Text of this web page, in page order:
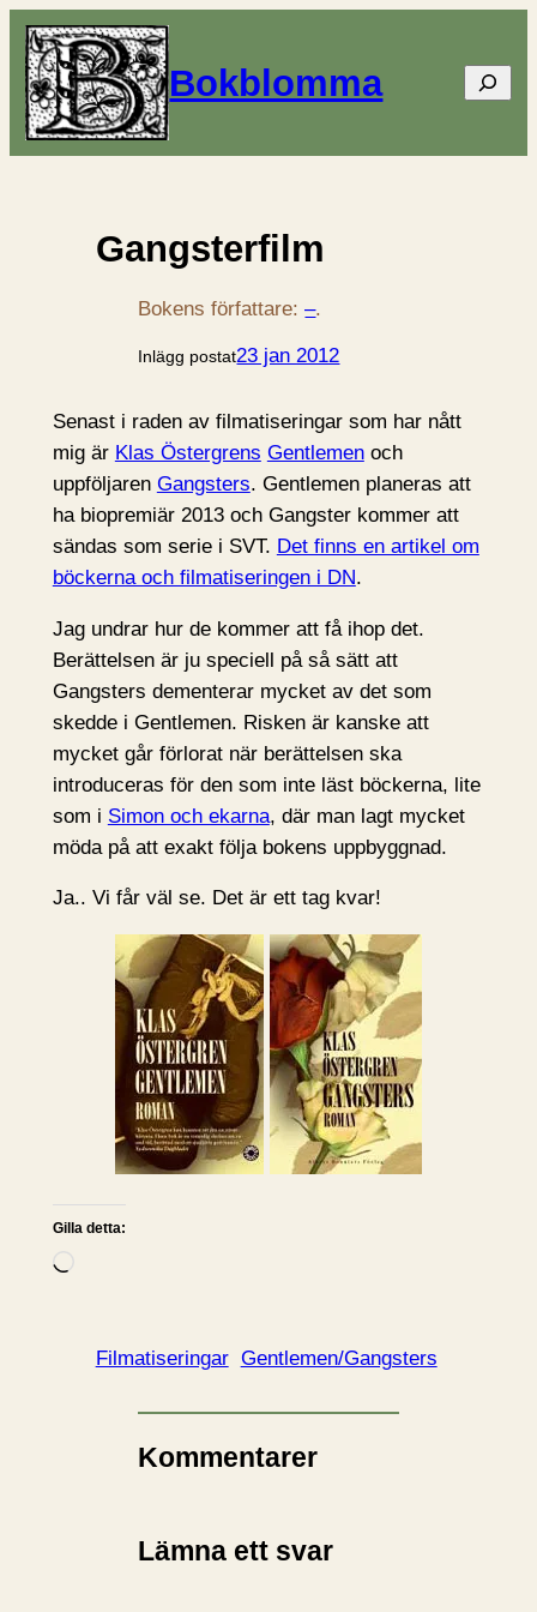
Bokblomma Sök
Gangsterfilm
Bokens författare:–.
Inlägg postat23 jan 2012
Senast i raden av filmatiseringar som har nått
mig är Klas Östergrens Gentlemenoch
uppföljaren Gangsters. Gentlemen planeras att
ha biopremiär 2013 och Gangster kommer att
sändas som serie i SVT. Det finns en artikel om
böckerna och filmatiseringen i DN.
Jag undrar hur de kommer att få ihop det.
Berättelsen är ju speciell på så sätt att
Gangsters dementerar mycket av det som
skedde i Gentlemen. Risken är kanske att
mycket går förlorat när berättelsen ska
introduceras för den som inte läst böckerna, lite
som i Simon och ekarna, där man lagt mycket
möda på att exakt följa bokens uppbyggnad.
Ja.. Vi får väl se. Det är ett tag kvar!
Gilla detta:
L
Filmatiseringar Gentlemen/Gangsters
Kommentarer
Lämna ett svar